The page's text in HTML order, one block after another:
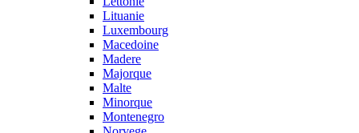
Lituanie
Luxembourg
Macedoine
Madere
Majorque
Malte
Minorque
Montenegro